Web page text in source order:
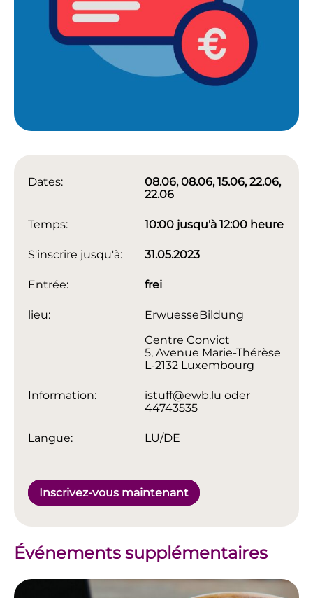
Dates:
08.06, 08.06, 15.06, 22.06,
22.06
Temps: 10:00 jusqu'à 12:00 heure
S'inscrire jusqu'à: 31.05.2023
Entrée: frei
lieu:
ErwuesseBildung
Centre Convict
5, Avenue Marie-Thérèse
L-2132 Luxembourg
Information:
istuff@ewb.lu oder
44743535
Langue: LU/DE
Inscrivez-vous maintenant
Événements supplémentaires